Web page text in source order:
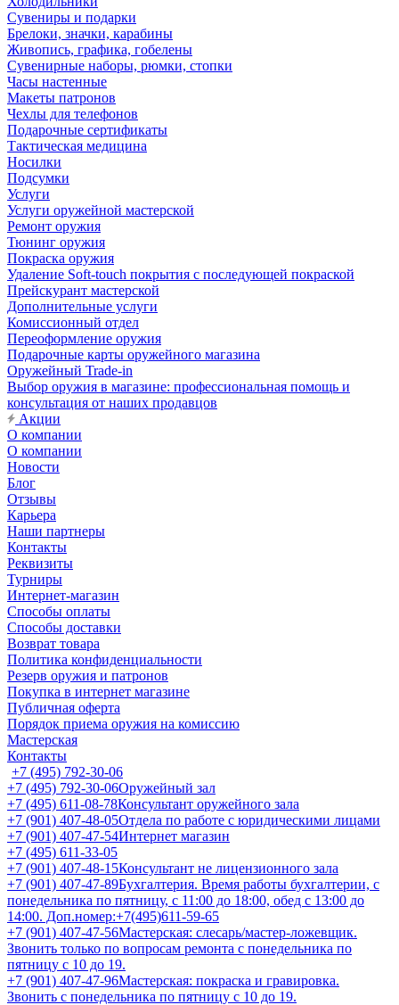
Сувениры и подарки
Брелоки, значки, карабины
Живопись, графика, гобелены
Сувенирные наборы, рюмки, стопки
Часы настенные
Макеты патронов
Чехлы для телефонов
Подарочные сертификаты
Тактическая медицина
Носилки
Подсумки
Услуги
Услуги оружейной мастерской
Ремонт оружия
Тюнинг оружия
Покраска оружия
Удаление Soft-touch покрытия с последующей покраской
Прейскурант мастерской
Дополнительные услуги
Комиссионный отдел
Переоформление оружия
Подарочные карты оружейного магазина
Оружейный Trade-in
Выбор оружия в магазине: профессиональная помощь и
консультация от наших продавцов
Акции
О компании
О компании
Новости
Блог
Отзывы
Карьера
Наши партнеры
Контакты
Реквизиты
Турниры
Интернет-магазин
Способы оплаты
Способы доставки
Возврат товара
Политика конфиденциальности
Резерв оружия и патронов
Покупка в интернет магазине
Публичная оферта
Порядок приема оружия на комиссию
Мастерская
Контакты
+7 (495) 792-30-06
+7 (495) 792-30-06Оружейный зал
+7 (495) 611-08-78Консультант оружейного зала
+7 (901) 407-48-05Отдела по работе с юридическими лицами
+7 (901) 407-47-54Интернет магазин
+7 (495) 611-33-05
+7 (901) 407-48-15Консультант не лицензионного зала
+7 (901) 407-47-89Бухгалтерия. Время работы бухгалтерии, с
понедельника по пятницу, с 11:00 до 18:00, обед с 13:00 до
14:00. Доп.номер:+7(495)611-59-65
+7 (901) 407-47-56Мастерская: слесарь/мастер-ложевщик.
Звонить только по вопросам ремонта с понедельника по
пятницу с 10 до 19.
+7 (901) 407-47-96Мастерская: покраска и гравировка.
Звонить с понедельника по пятницу с 10 до 19.